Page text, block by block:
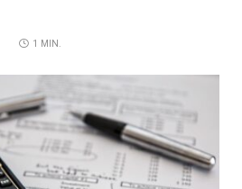
1 MIN.